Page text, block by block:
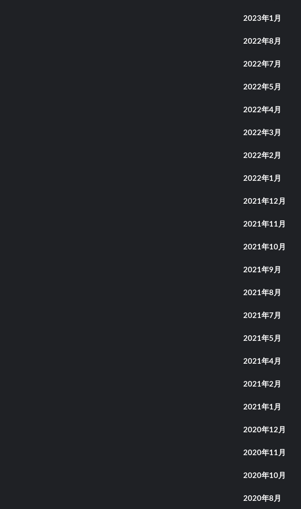
2023年1月
2022年8月
2022年7月
2022年5月
2022年4月
2022年3月
2022年2月
2022年1月
2021年12月
2021年11月
2021年10月
2021年9月
2021年8月
2021年7月
2021年5月
2021年4月
2021年2月
2021年1月
2020年12月
2020年11月
2020年10月
2020年8月